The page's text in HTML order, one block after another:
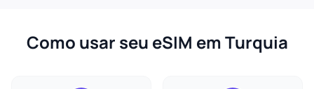
Como usar seu eSIM em Turquia